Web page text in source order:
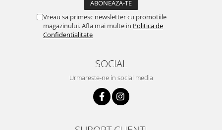
Vreau sa primesc newsletter cu promotiile
magazinului. Afla mai multe in Politica de
Confidentialitate
SOCIAL
Urmareste-ne in social media